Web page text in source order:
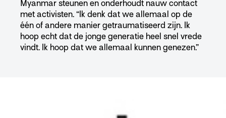
Myanmar steunen en onderhoudt nauw contact
met activisten. “Ik denk dat we allemaal op de
één of andere manier getraumatiseerd zijn. Ik
hoop echt dat de jonge generatie heel snel vrede
vindt. Ik hoop dat we allemaal kunnen genezen.”